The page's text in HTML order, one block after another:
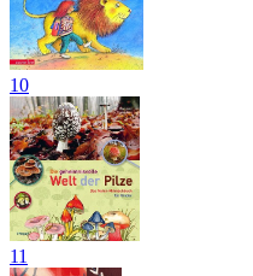
10
11